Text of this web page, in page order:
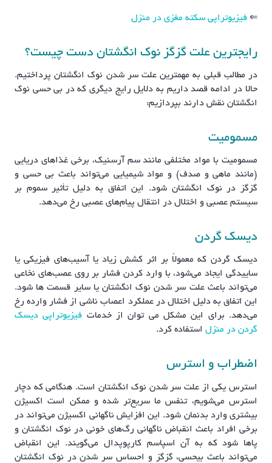
⇐ فیزیوتراپی سکته مغزی در منزل
رایجترین علت گزگز نوک انگشتان دست چیست؟
در مطالب قبلی به مهمترین علت سر شدن نوک انگشتان پرداختیم.
حالا در ادامه قصد داریم به دلایل رایج دیگری که در بی حسی نوک
انگشتان نقش دارند بپردازیم:
مسمومیت
مسمومیت با مواد مختلفی مانند سم آرسنیک، برخی غذاهای دریایی
(مانند ماهی و صدف) و مواد شیمیایی می‌تواند باعث بی حسی و
گزگز در نوک انگشتان شود. این اتفاق به دلیل تأثیر سموم بر
سیستم عصبی و اختلال در انتقال پیام‌های عصبی رخ می‌دهد.
دیسک گردن
دیسک گردن که معمولاً بر اثر کشش زیاد یا آسیب‌های فیزیکی یا
ساییدگی ایجاد می‌شود، با وارد کردن فشار بر روی عصب‌های نخاعی
می‌تواند باعث علت سر شدن نوک انگشتان یا سایر قسمت ها شود.
این اتفاق به دلیل اختلال در عملکرد اعصاب ناشی از فشار وارده رخ
می‌دهد. برای این مشکل می توان از خدمات فیزیوتراپی دیسک
گردن در منزل استفاده کرد.
اضطراب و استرس
استرس یکی از علت سر شدن نوک انگشتان است. هنگامی که دچار
استرس می‌شویم، تنفس ما سریع‌تر شده و ممکن است اکسیژن
بیشتری وارد بدنمان شود. این افزایش ناگهانی اکسیژن می‌تواند در
برخی افراد باعث انقباض ناگهانی رگ‌های خونی در نوک انگشتان و
پاها شود که به آن اسپاسم کارپوپدال می‌گویند. این انقباض
می‌تواند باعث بیحسی، گزگز و احساس سر شدن در نوک انگشتان